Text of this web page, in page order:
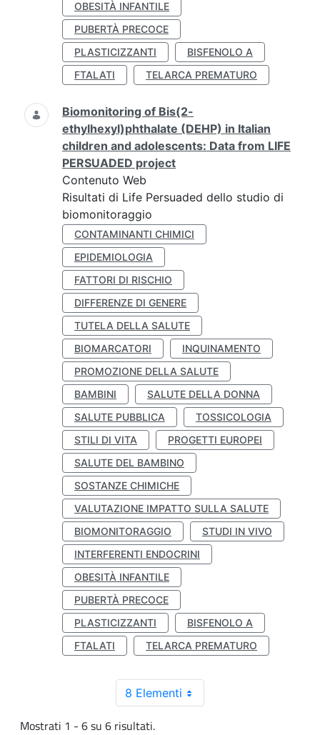
OBESITÀ INFANTILE
PUBERTÀ PRECOCE
PLASTICIZZANTI
BISFENOLO A
FTALATI
TELARCA PREMATURO
Biomonitoring of Bis(2-
ethylhexyl)phthalate (DEHP) in Italian
children and adolescents: Data from LIFE
PERSUADED project
Contenuto Web
Risultati di Life Persuaded dello studio di
biomonitoraggio
CONTAMINANTI CHIMICI
EPIDEMIOLOGIA
FATTORI DI RISCHIO
DIFFERENZE DI GENERE
TUTELA DELLA SALUTE
BIOMARCATORI
INQUINAMENTO
PROMOZIONE DELLA SALUTE
BAMBINI
SALUTE DELLA DONNA
SALUTE PUBBLICA
TOSSICOLOGIA
STILI DI VITA
PROGETTI EUROPEI
SALUTE DEL BAMBINO
SOSTANZE CHIMICHE
VALUTAZIONE IMPATTO SULLA SALUTE
BIOMONITORAGGIO
STUDI IN VIVO
INTERFERENTI ENDOCRINI
OBESITÀ INFANTILE
PUBERTÀ PRECOCE
PLASTICIZZANTI
BISFENOLO A
FTALATI
TELARCA PREMATURO
8 Elementi
Mostrati 1 - 6 su 6 risultati.